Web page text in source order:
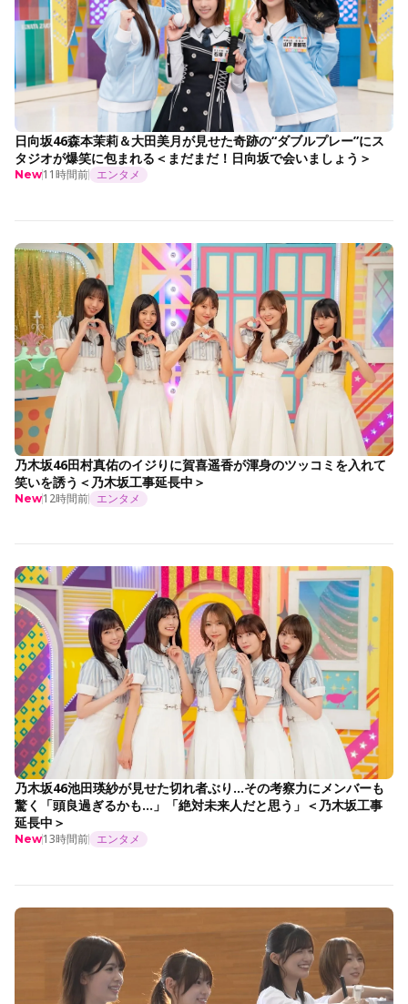
日向坂46森本茉莉＆大田美月が見せた奇跡の“ダブルプレー”にス
タジオが爆笑に包まれる＜まだまだ！日向坂で会いましょう＞
New11時間前 エンタメ
乃木坂46田村真佑のイジりに賀喜遥香が渾身のツッコミを入れて
笑いを誘う＜乃木坂工事延長中＞
New12時間前 エンタメ
乃木坂46池田瑛紗が見せた切れ者ぶり…その考察力にメンバーも
驚く「頭良過ぎるかも…」「絶対未来人だと思う」＜乃木坂工事
延長中＞
New13時間前 エンタメ